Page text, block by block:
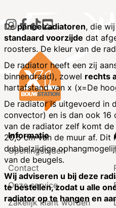
Depaneelradiatoren, die
standaard voorzijde dat
roosters. De kleur van de
De radiator heeft een zij
binnendraad), zowel rechts
hartafstand van x (x=De
De radiator is uitgevoerd in
convector) en is dan ook 16
van de radiator zelf komt
20,5 cm van de muur af. Dit
dubbelzijdige
van de beugels.
Wij adviseren u bij deze
te bestellen, zodat u alle
radiator op te hangen en
Informatie
Openingstijden
Contact
Onze service
Zakelijk klant worden